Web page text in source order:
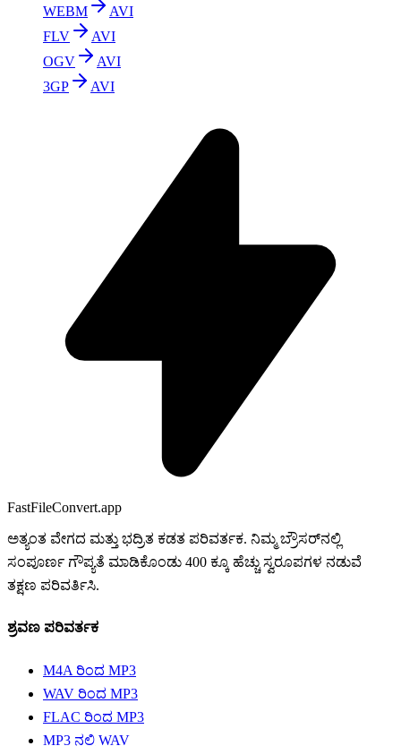
WEBM
AVI
FLV
AVI
OGV
AVI
3GP
AVI
FastFileConvert.app
ಅತ್ಯಂತ ವೇಗದ ಮತ್ತು ಭದ್ರಿತ ಕಡತ ಪರಿವರ್ತಕ. ನಿಮ್ಮ ಬ್ರೌಸರ್‌ನಲ್ಲಿ
ಸಂಪೂರ್ಣ ಗೌಪ್ಯತೆ ಮಾಡಿಕೊಂಡು 400 ಕ್ಕೂ ಹೆಚ್ಚು ಸ್ವರೂಪಗಳ ನಡುವೆ
ತಕ್ಷಣ ಪರಿವರ್ತಿಸಿ.
ಶ್ರವಣ ಪರಿವರ್ತಕ
M4A ರಿಂದ MP3
WAV ರಿಂದ MP3
FLAC ರಿಂದ MP3
MP3 ನಲ್ಲಿ WAV